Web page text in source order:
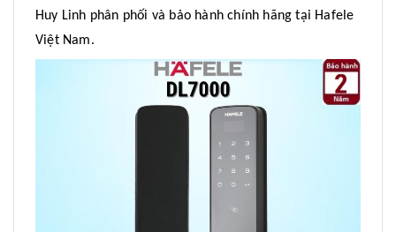
Huy Linh phân phối và bảo hành chính hãng tại Hafele
Việt Nam.